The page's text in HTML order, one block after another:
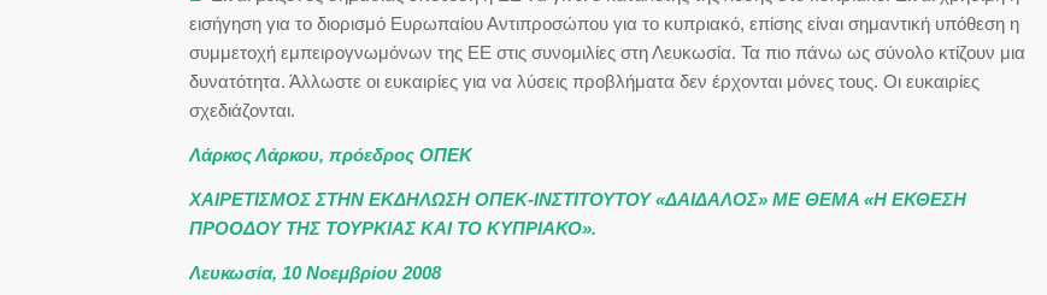
εισήγηση για το διορισμό Ευρωπαίου Αντιπροσώπου για το κυπριακό, επίσης είναι σημαντική υπόθεση η
συμμετοχή εμπειρογνωμόνων της ΕΕ στις συνομιλίες στη Λευκωσία. Τα πιο πάνω ως σύνολο κτίζουν μια
δυνατότητα. Άλλωστε οι ευκαιρίες για να λύσεις προβλήματα δεν έρχονται μόνες τους. Οι ευκαιρίες
σχεδιάζονται.
Λάρκος Λάρκου, πρόεδρος ΟΠΕΚ
ΧΑΙΡΕΤΙΣΜΟΣ ΣΤΗΝ ΕΚΔΗΛΩΣΗ ΟΠΕΚ-ΙΝΣΤΙΤΟΥΤΟΥ «ΔΑΙΔΑΛΟΣ» ΜΕ ΘΕΜΑ «Η ΕΚΘΕΣΗ
ΠΡΟΟΔΟΥ ΤΗΣ ΤΟΥΡΚΙΑΣ ΚΑΙ ΤΟ ΚΥΠΡΙΑΚΟ».
Λευκωσία, 10 Νοεμβρίου 2008